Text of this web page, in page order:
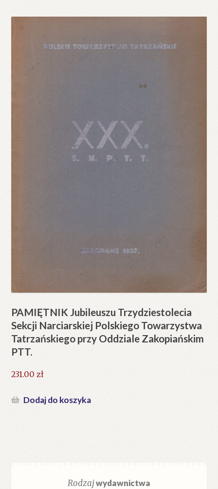
PAMIĘTNIK Jubileuszu Trzydziestolecia
Sekcji Narciarskiej Polskiego Towarzystwa
Tatrzańskiego przy Oddziale Zakopiańskim
PTT.
231.00 zł
Dodaj do koszyka
Rodzajwydawnictwa